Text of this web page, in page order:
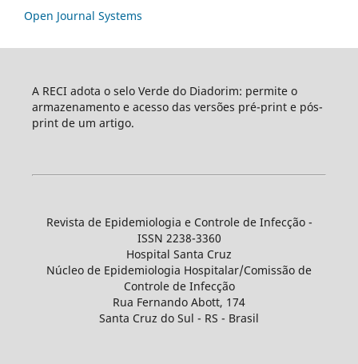
Open Journal Systems
A RECI adota o selo Verde do Diadorim: permite o
armazenamento e acesso das versões pré-print e pós-
print de um artigo.
Revista de Epidemiologia e Controle de Infecção -
ISSN 2238-3360
Hospital Santa Cruz
Núcleo de Epidemiologia Hospitalar/Comissão de
Controle de Infecção
Rua Fernando Abott, 174
Santa Cruz do Sul - RS - Brasil